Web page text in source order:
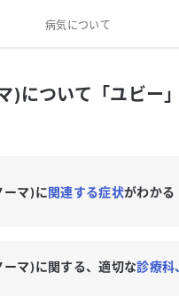
の専門医がいる近くの病院は
病気について
)について「ユビー
ーマ)に関連する症状がわかる
マ)に関する、適切な診療科